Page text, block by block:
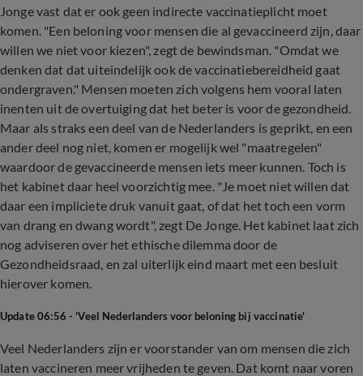
Jonge vast dat er ook geen indirecte vaccinatieplicht moet
komen. "Een beloning voor mensen die al gevaccineerd zijn, daar
willen we niet voor kiezen", zegt de bewindsman. "Omdat we
denken dat dat uiteindelijk ook de vaccinatiebereidheid gaat
ondergraven." Mensen moeten zich volgens hem vooral laten
inenten uit de overtuiging dat het beter is voor de gezondheid.
Maar als straks een deel van de Nederlanders is geprikt, en een
ander deel nog niet, komen er mogelijk wel "maatregelen"
waardoor de gevaccineerde mensen iets meer kunnen. Toch is
het kabinet daar heel voorzichtig mee. "Je moet niet willen dat
daar een impliciete druk vanuit gaat, of dat het toch een vorm
van drang en dwang wordt", zegt De Jonge. Het kabinet laat zich
nog adviseren over het ethische dilemma door de
Gezondheidsraad, en zal uiterlijk eind maart met een besluit
hierover komen.
Update 06:56 - 'Veel Nederlanders voor beloning bij vaccinatie'
Veel Nederlanders zijn er voorstander van om mensen die zich
laten vaccineren meer vrijheden te geven. Dat komt naar voren